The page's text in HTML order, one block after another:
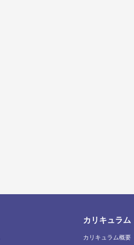
カリキュラム
カリキュラム概要